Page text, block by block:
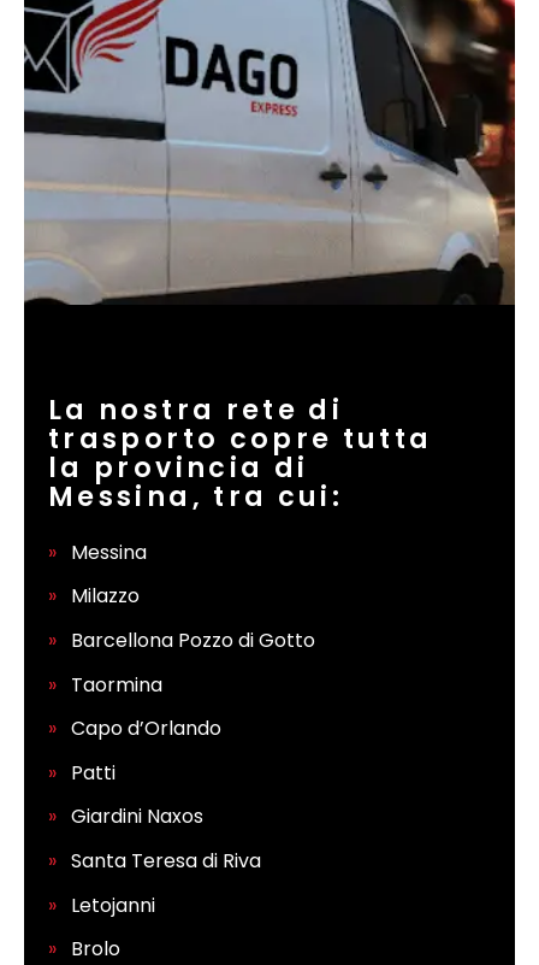
La nostra rete di
trasporto copre tutta
la provincia di
Messina, tra cui:
Messina
Milazzo
Barcellona Pozzo di Gotto
Taormina
Capo d’Orlando
Patti
Giardini Naxos
Santa Teresa di Riva
Letojanni
Brolo